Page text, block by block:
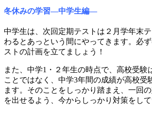
冬休みの学習―中学生編―
中学生は、次回定期テストは２月学年末
わるとあっという間にやってきます。必
ストの計画を立てましょう！
また、中学1・２年生の時点で、高校受験
ことではなく、中学3年間の成績が高校受
ます。そのことをしっかり踏まえ、一回
を出せるよう、今からしっかり対策をし